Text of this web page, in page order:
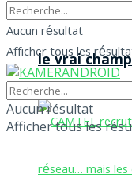
agences à
le vrai
Aucun résultat
Afficher tous les
Aucun résultat
Afficher tous les